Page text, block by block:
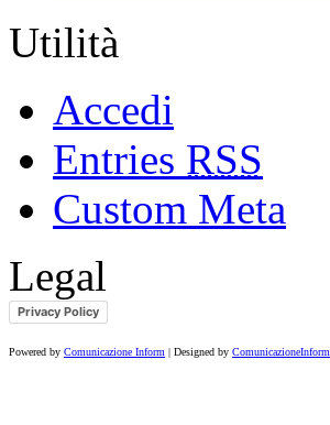
Utilità
Accedi
Entries RSS
Custom Meta
Legal
Privacy Policy
Powered by Comunicazione Inform | Designed by ComunicazioneInform